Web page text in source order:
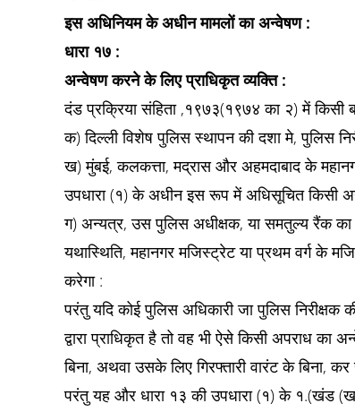
इस अधिनियम के अधीन मामलों का अन्वेषण :
धारा १७ :
अन्वेषण करने के लिए प्राधिकृत व्यक्ति :
दंड प्रक्रिया संहिता ,१९७३(१९७४ का २) में किसी
क) दिल्ली विशेष पुलिस स्थापन की दशा मे, पुलिस
ख) मुंबई, कलकत्ता, मद्रास और अहमदाबाद के
उपधारा (१) के अधीन इस रूप में अधिसूचित किसी
ग) अन्यत्र, उस पुलिस अधीक्षक, या समतुल्य रैंक
यथास्थिति, महानगर मजिस्ट्रेट या प्रथम वर्ग के
करेगा :
परंतु यदि कोई पुलिस अधिकारी जा पुलिस निरीक्षक
द्वारा प्राधिकृत है तो वह भी ऐसे किसी अपराध
बिना, अथवा उसके लिए गिरफ्तारी वारंट के बिना,
परंतु यह और धारा १३ की उपधारा (१) के १.(खंड